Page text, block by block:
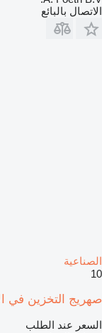
الاتصال بالبائع
الصناعية
10
صهريج التخزين في
السعر عند الطلب